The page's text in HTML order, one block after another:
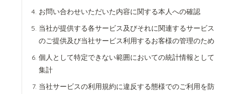
お問い合わせいただいた内容に関する本人への確認
当社が提供する各サービス及びそれに関連するサービス
のご提供及び当社サービス利用するお客様の管理のため
個人として特定できない範囲においての統計情報として
集計
当社サービスの利用規約に違反する態様でのご利用を防